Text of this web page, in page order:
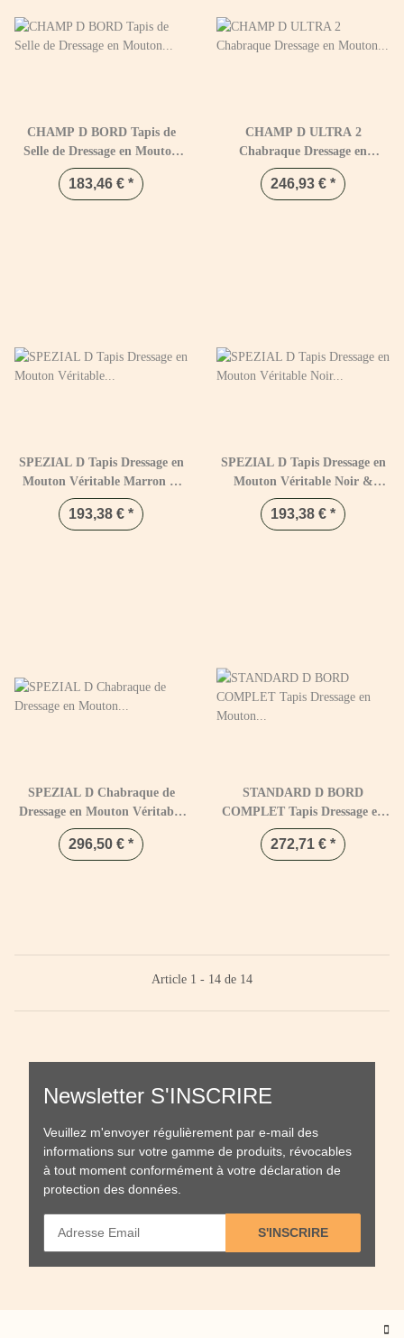
CHAMP D BORD Tapis de
Selle de Dressage en Mouton
Véritable Noir & Naturel
183,46 € *
CHAMP D ULTRA 2
Chabraque Dressage en
Mouton Véritable
246,93 € *
SPEZIAL D Tapis Dressage en
Mouton Véritable Marron &
Naturel
193,38 € *
SPEZIAL D Tapis Dressage en
Mouton Véritable Noir &
Naturel
193,38 € *
SPEZIAL D Chabraque de
Dressage en Mouton Véritable
Noir & Naturel
296,50 € *
STANDARD D BORD
COMPLET Tapis Dressage en
Mouton Véritable Noir &
Naturel
272,71 € *
Article 1 - 14 de 14
Newsletter S'INSCRIRE
Veuillez m'envoyer régulièrement par e-mail des
informations sur votre gamme de produits, révocables
à tout moment conformément à votre déclaration de
protection des données
S'INSCRIRE